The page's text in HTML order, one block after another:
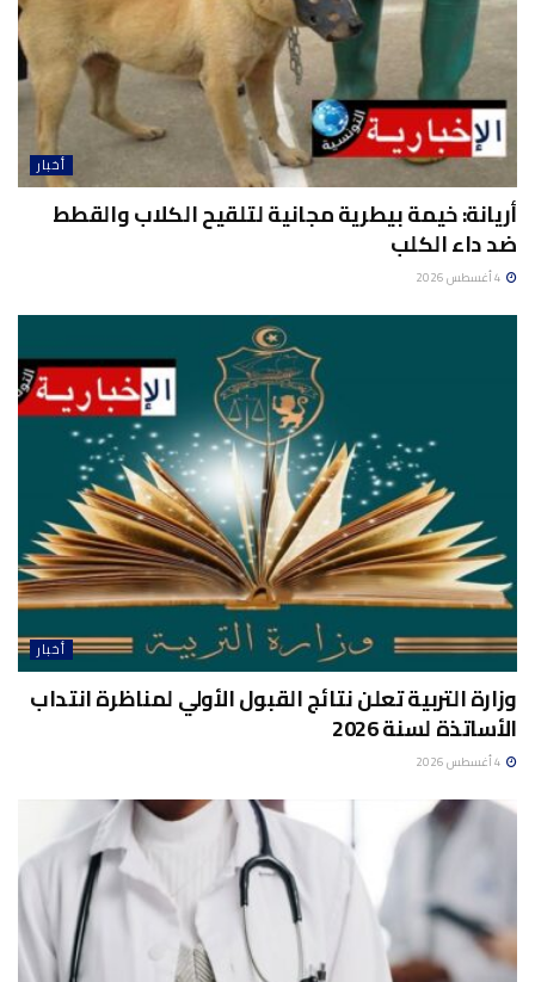
أخبار
أريانة: خيمة بيطرية مجانية لتلقيح الكلاب والقطط
ضد داء الكلب
أخبار
وزارة التربية تعلن نتائج القبول الأولي لمناظرة انتداب
الأساتذة لسنة 2026